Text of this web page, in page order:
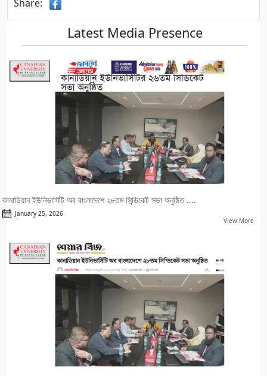
Share:
Latest Media Presence
কানাডিয়ান ইউনিভার্সিটি অব বাংলাদেশে ২৮তম সিন্ডিকেট সভা অনুষ্ঠিত ....
January 25, 2026
View More